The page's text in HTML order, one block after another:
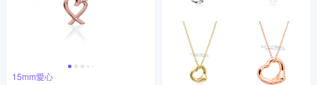
15mm愛心